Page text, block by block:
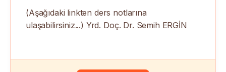
(Aşağıdaki linkten ders notlarına
ulaşabilirsiniz...) Yrd. Doç. Dr. Semih ERGİN